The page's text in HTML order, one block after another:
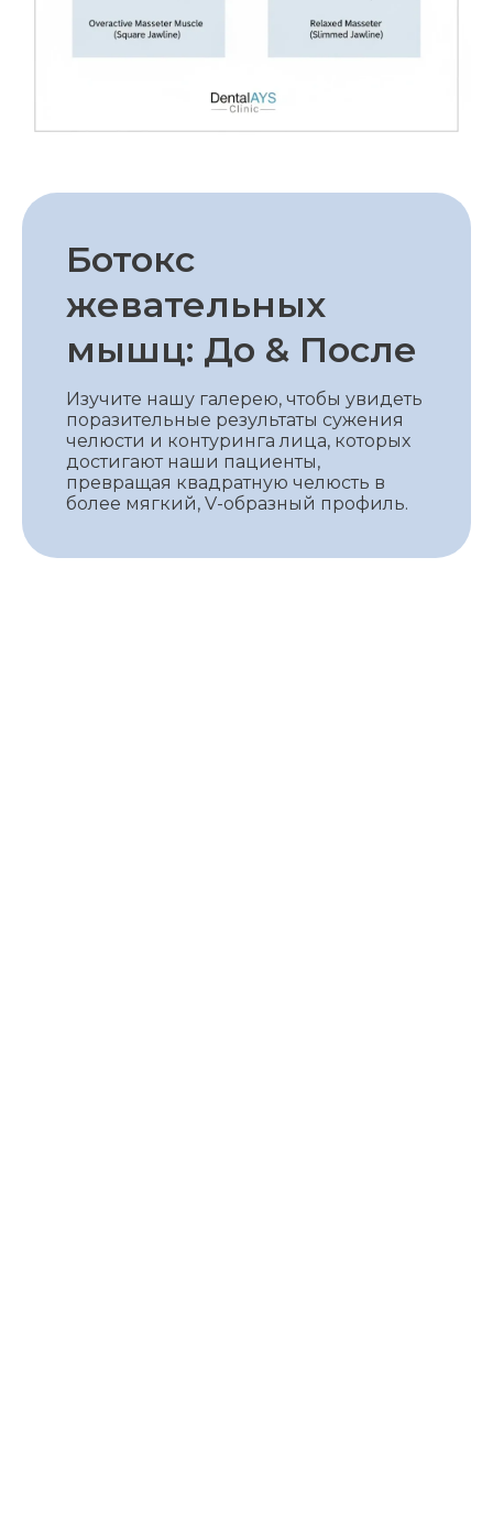
Ботокс
жевательных
мышц: До & После
Изучите нашу галерею, чтобы увидеть
поразительные результаты сужения
челюсти и контуринга лица, которых
достигают наши пациенты,
превращая квадратную челюсть в
более мягкий, V-образный профиль.